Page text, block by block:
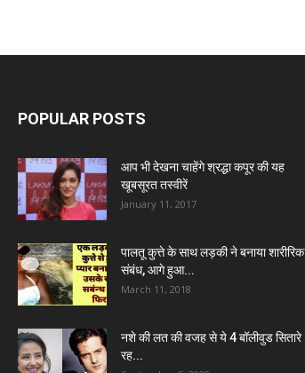
POPULAR POSTS
आप भी देखना चाहेंगे श्रद्धा कपूर की यह
खूबसूरत तस्वीरें
January 11, 2017
पालतू कुत्ते के साथ लड़की ने बनाया शारीरिक
संबंध, आगे हुआ...
March 11, 2018
नशे की लत की वजह से ये 4 बॉलीवुड सितारे
रह...